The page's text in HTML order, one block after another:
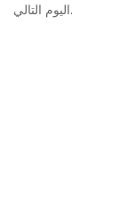
اليوم التالي.